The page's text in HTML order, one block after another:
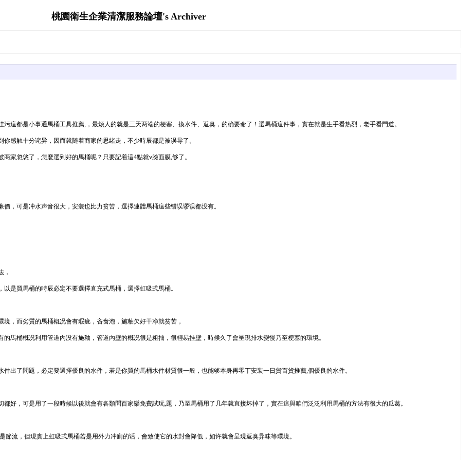
桃園衛生企業清潔服務論壇's Archiver
這都是小事通馬桶工具推薦,，最烦人的就是三天两端的梗塞、換水件、返臭，的确要命了！選馬桶這件事，實在就是生手看热烈，老手看門道。
感触十分诧异，因而就随着商家的思绪走，不少時辰都是被误导了。
家忽悠了，怎麼選到好的馬桶呢？只要記着這4點就v臉面膜,够了。
，可是冲水声音很大，安装也比力贫苦，選擇連體馬桶這些错误谬误都没有。
，
是買馬桶的時辰必定不要選擇直充式馬桶，選擇虹吸式馬桶。
，而劣質的馬桶概况會有瑕疵，吝啬泡，施釉欠好干净就贫苦，
馬桶概况利用管道內没有施釉，管道內壁的概况很是粗拙，很輕易挂壁，時候久了會呈現排水變慢乃至梗塞的環境。
出了問題，必定要選擇優良的水件，若是你買的馬桶水件材質很一般，也能够本身再零丁安装一日貨百貨推薦,個優良的水件。
好，可是用了一段時候以後就會有各類問百家樂免費試玩,題，乃至馬桶用了几年就直接坏掉了，實在這與咱們泛泛利用馬桶的方法有很大的瓜葛。
流，但現實上虹吸式馬桶若是用外力冲廁的话，會致使它的水封會降低，如许就會呈現返臭异味等環境。